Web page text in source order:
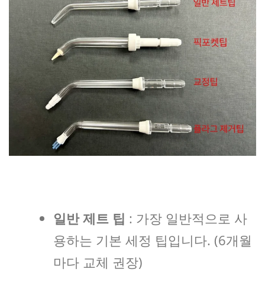
일반 제트 팁 : 가장 일반적으로 사
용하는 기본 세정 팁입니다. (6개월
마다 교체 권장)